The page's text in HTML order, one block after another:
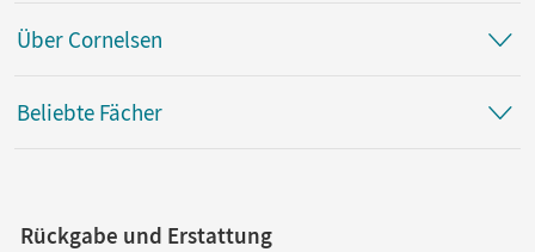
Über Cornelsen
Beliebte Fächer
Rückgabe und Erstattung